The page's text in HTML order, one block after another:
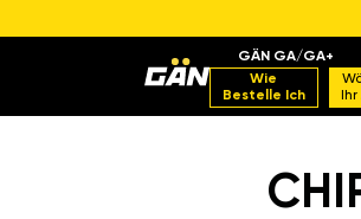
GÄN GA/GA+
Wie
Bestelle Ich